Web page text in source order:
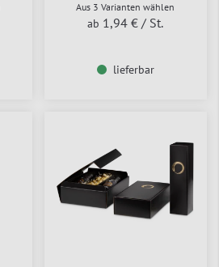
Aus 3 Varianten wählen
ab 1,94 € / St.
lieferbar